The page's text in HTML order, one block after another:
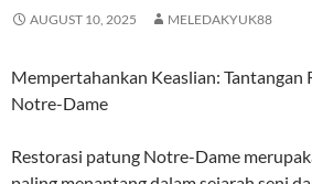
AUGUST 10, 2025 MELEDAKYUK88
Mempertahankan Keaslian: Tantangan
Notre-Dame
Restorasi patung Notre-Dame